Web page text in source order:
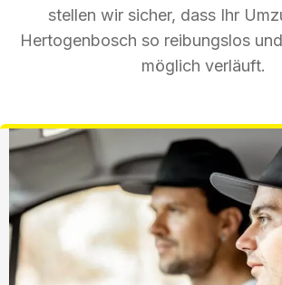
stellen wir sicher, dass Ihr
Hertogenbosch so reibungslos
möglich verläuft.